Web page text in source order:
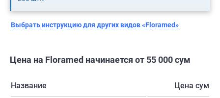
Выбрать инструкцию для других видов «Floramed»
Цена на Floramed начинается от 55 000 сум
Название Цена сум